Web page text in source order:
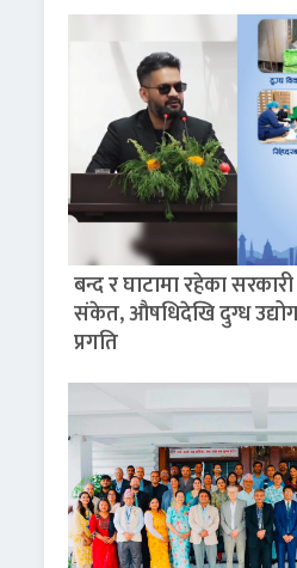
बन्द र घाटामा रहेका
संकेत, औषधिदेखि दुग्ध
प्रगति